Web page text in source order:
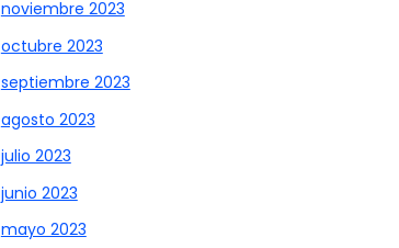
noviembre 2023
octubre 2023
septiembre 2023
agosto 2023
julio 2023
junio 2023
mayo 2023